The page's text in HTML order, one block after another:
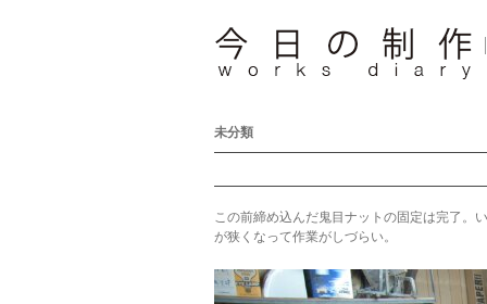
未分類
この前締め込んだ鬼目ナットの固定は完了。
が狭くなって作業がしづらい。